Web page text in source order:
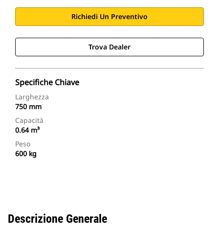
Richiedi Un Preventivo
Trova Dealer
Specifiche Chiave
Larghezza
750 mm
Capacità
0.64 m³
Peso
600 kg
Descrizione Generale